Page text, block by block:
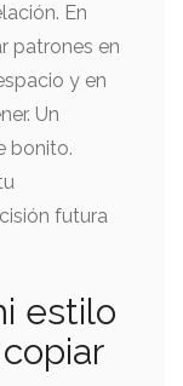
En
patrones en
y en
Un
bonito.
futura
estilo